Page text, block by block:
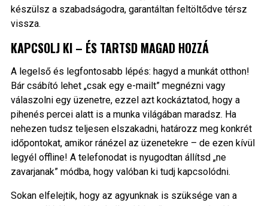
készülsz a szabadságodra, garantáltan feltöltődve térsz
vissza.
KAPCSOLJ KI – ÉS TARTSD MAGAD HOZZÁ
A legelső és legfontosabb lépés: hagyd a munkát otthon!
Bár csábító lehet „csak egy e-mailt” megnézni vagy
válaszolni egy üzenetre, ezzel azt kockáztatod, hogy a
pihenés percei alatt is a munka világában maradsz. Ha
nehezen tudsz teljesen elszakadni, határozz meg konkrét
időpontokat, amikor ránézel az üzenetekre – de ezen kívül
legyél offline! A telefonodat is nyugodtan állítsd „ne
zavarjanak” módba, hogy valóban ki tudj kapcsolódni.
Sokan elfelejtik, hogy az agyunknak is szüksége van a